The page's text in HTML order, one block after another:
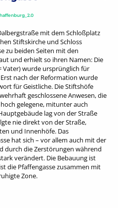
mit dem Schloßplatz
Stiftskirche und Schloss
zu beiden Seiten mit den
und erhielt so ihren Namen: Die
Vater) wurde ursprünglich für
nach der Reformation wurde
für Geistliche. Die Stiftshöfe
geschlossene Anwesen, die
gelegene, mitunter auch
lag von der Straße
nie direkt von der Straße,
und Innenhöfe. Das
hat sich – vor allem auch mit der
durch die Zerstörungen während
verändert. Die Bebauung ist
die Pfaffengasse zusammen mit
Zone.